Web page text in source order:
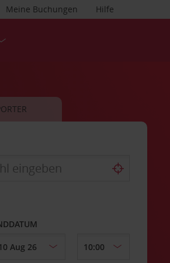
Hilfe
Meine Buchungen